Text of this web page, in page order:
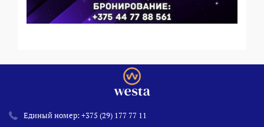
Единый номер:+375 (29) 177 77 11